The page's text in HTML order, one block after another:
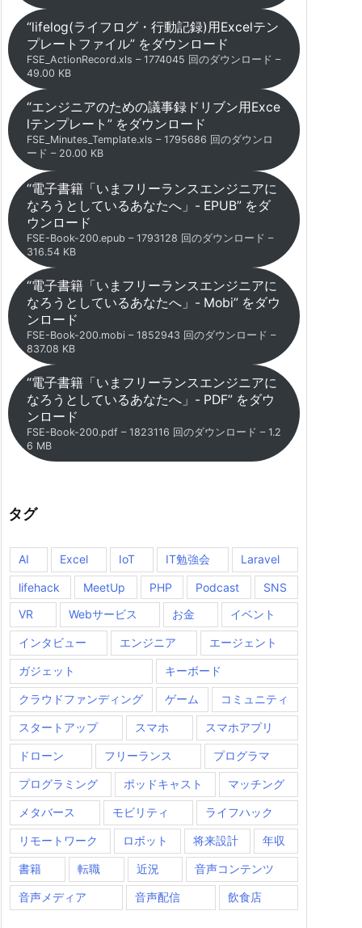
“lifelog(ライフログ・行動記録)用Excelテン
プレートファイル” をダウンロード
FSE_ActionRecord.xls – 1774045 回のダウンロード –
49.00 KB
“エンジニアのための議事録ドリブン用Exce
lテンプレート” をダウンロード
FSE_Minutes_Template.xls – 1795686 回のダウンロ
ード – 20.00 KB
“電子書籍「いまフリーランスエンジニアに
なろうとしているあなたへ」- EPUB” をダ
ウンロード
FSE-Book-200.epub – 1793128 回のダウンロード –
316.54 KB
“電子書籍「いまフリーランスエンジニアに
なろうとしているあなたへ」- Mobi” をダウ
ンロード
FSE-Book-200.mobi – 1852943 回のダウンロード –
837.08 KB
“電子書籍「いまフリーランスエンジニアに
なろうとしているあなたへ」- PDF” をダウ
ンロード
FSE-Book-200.pdf – 1823116 回のダウンロード – 1.2
6 MB
タグ
AI Excel IoT IT勉強会 Laravel
lifehack MeetUp PHP Podcast
SNS
VR
Webサービス お金 イベント
インタビュー エンジニア エージェント
ガジェット キーボード
クラウドファンディング ゲーム コミュニティ
スタートアップ スマホ スマホアプリ
ドローン フリーランス プログラマ
プログラミング ポッドキャスト マッチング
メタバース モビリティ ライフハック
リモートワーク ロボット 将来設計 年収
書籍 転職 近況 音声コンテンツ
音声メディア 音声配信 飲食店